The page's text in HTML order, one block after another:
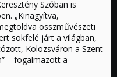
Szóban is
„Kinagyítva,
összművészeti
sokfelé járt a világban,
Kolozsváron a Szent
– fogalmazott a